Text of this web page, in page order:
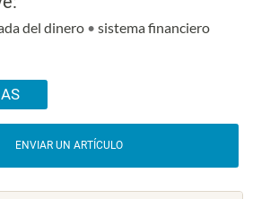
del dinero • sistema financiero
ENVIAR UN ARTÍCULO